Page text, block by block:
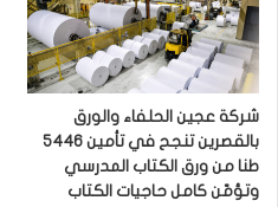
شركة عجين الحلفاء والورق
بالقصرين تنجح في تأمين 5446
طنا من ورق الكتاب المدرسي
وتؤمّن كامل حاجيات الكتاب